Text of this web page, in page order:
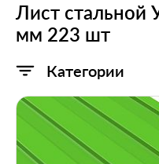
Лист стальной
мм 223 шт
Категории